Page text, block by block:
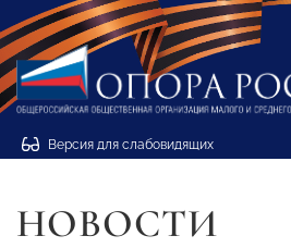
Версия для слабовидящих
НОВОСТИ